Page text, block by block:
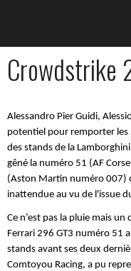
Crowdstrike
Alessandro Pier Guidi,
potentiel pour remporter les
des stands de la
gêné la numéro 51 (AF
(Aston Martin numéro 007)
inattendue au vu de l'issue
Ce n’est pas la pluie mais
Ferrari 296 GT3 numéro 51
stands avant ses deux
Comtoyou Racing, a pu